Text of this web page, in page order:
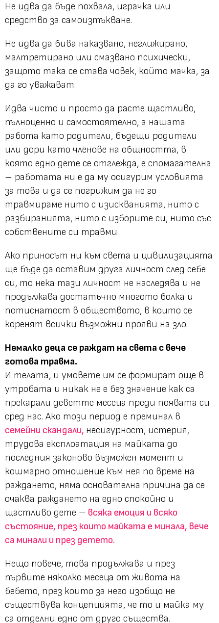
Не идва да бъде похвала, играчка или
средство за самоизтъкване.
Не идва да бива наказвано, неглижирано,
малтретирано или смазвано психически,
защото така се става човек, който мачка, за
да го уважават.
Идва чисто и просто да расте щастливо,
пълноценно и самостоятелно, а нашата
работа като родители, бъдещи родители
или дори като членове на общността, в
която едно дете се отглежда, е спомагателна
– работата ни е да му осигурим условията
за това и да се погрижим да не го
травмираме нито с изискванията, нито с
разбиранията, нито с изборите си, нито със
собствените си травми.
Ако приносът ни към света и цивилизацията
ще бъде да оставим друга личност след себе
си, то нека тази личност не наследява и не
продължава достатъчно многото болка и
потиснатост в обществото, в които се
коренят всички възможни прояви на зло.
Немалко деца се раждат на света с вече
готова травма.
И телата, и умовете им се формират още в
утробата и никак не е без значение как са
прекарали деветте месеца преди появата си
сред нас. Ако този период е преминал в
семейни скандали, несигурност, истерия,
трудова експлоатация на майката до
последния законово възможен момент и
кошмарно отношение към нея по време на
раждането, няма основателна причина да се
очаква раждането на едно спокойно и
щастливо дете – всяка емоция и всяко
състояние, през които майката е минала, вече
са минали и през детето.
Нещо повече, това продължава и през
първите няколко месеца от живота на
бебето, през които за него изобщо не
съществува концепцията, че то и майка му
са отделни едно от друго същества.